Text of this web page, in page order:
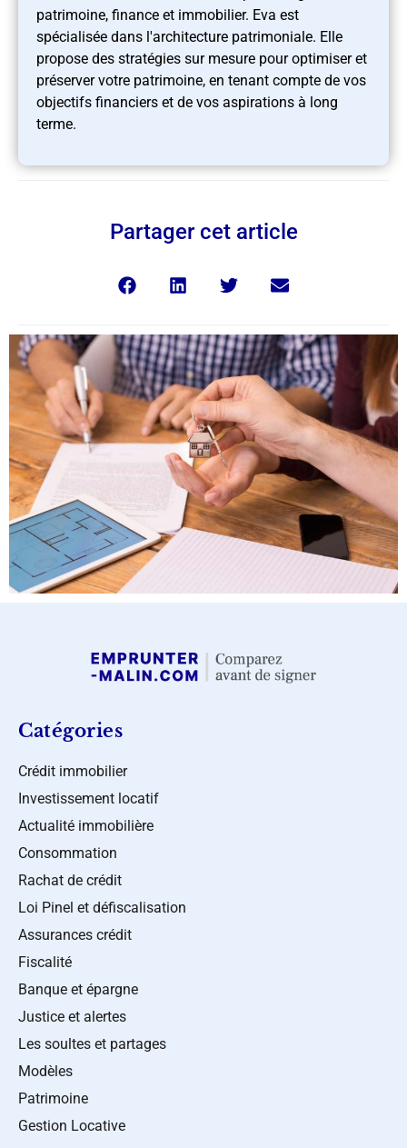
patrimoine, finance et immobilier. Eva est
spécialisée dans l'architecture patrimoniale. Elle
propose des stratégies sur mesure pour optimiser et
préserver votre patrimoine, en tenant compte de vos
objectifs financiers et de vos aspirations à long
terme.
Partager cet article
Catégories
Crédit immobilier
Investissement locatif
Actualité immobilière
Consommation
Rachat de crédit
Loi Pinel et défiscalisation
Assurances crédit
Fiscalité
Banque et épargne
Justice et alertes
Les soultes et partages
Modèles
Patrimoine
Gestion Locative